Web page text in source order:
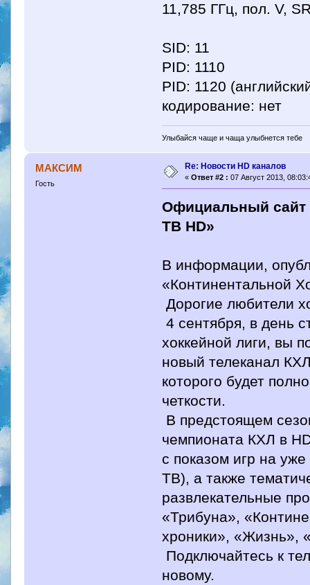
11,785 ГГц, пол. V,
SID: 11
PID: 1110
PID: 1120
кодирование: нет
Улыбайся чаще и чаща улыбнется тебе
МАКСИМ
Гость
Re: Новости HD каналов
« Ответ #2 : 07 Август 2013,
Официальный сайт
ТВ HD»
В информации,
«Континентальной
Дорогие любители
4 сентября, в день
хоккейной лиги, вы
новый телеканал
которого будет
четкости.
В предстоящем
чемпионата КХЛ в
с показом игр на
ТВ), а также
развлекательные
«Трибуна»,
хроники», «Жизнь»,
Подключайтесь к
новому.